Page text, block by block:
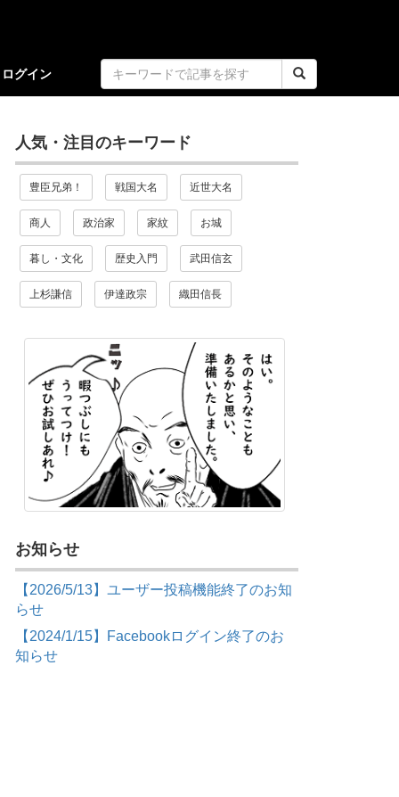
ログイン
人気・注目のキーワード
豊臣兄弟！ 戦国大名 近世大名
商人 政治家 家紋 お城
暮し・文化 歴史入門 武田信玄
上杉謙信 伊達政宗 織田信長
お知らせ
【2026/5/13】ユーザー投稿機能終了のお知
らせ
【2024/1/15】Facebookログイン終了のお
知らせ